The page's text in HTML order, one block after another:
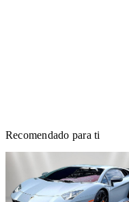
Recomendado para ti